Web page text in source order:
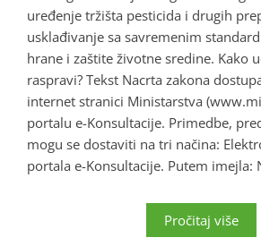
uređenje tržišta pesticida i drugih
usklađivanje sa savremenim
hrane i zaštite životne sredine. Kako
raspravi? Tekst Nacrta zakona
internet stranici Ministarstva
portalu e-Konsultacije. Primedbe,
mogu se dostaviti na tri načina:
portala e-Konsultacije. Putem imejla:
Pročitaj više